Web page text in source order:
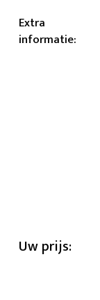
Extra
informatie:
Uw prijs: